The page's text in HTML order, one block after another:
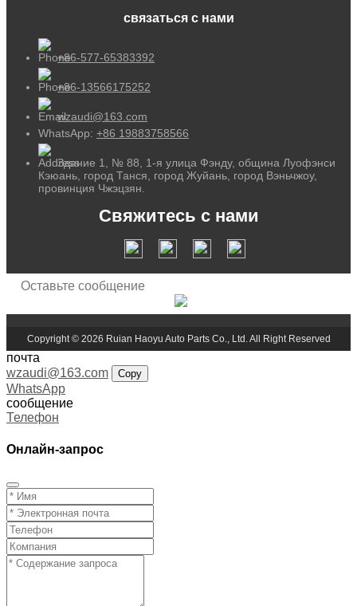
связаться с нами
+86-577-65383392
+86-13566175252
wzaudi@163.com
WhatsApp: +86 19883758566
Здание 1, № 88, 1-я улица Фэнду, община Луофэнси
Кэюань, город Танся, город Жуйань, город Вэньчжоу,
провинция Чжэцзян.
Свяжитесь с нами
Copyright © 2026 Ruian Haoyu Auto Parts Co., Ltd. All Right Reserved
почта
wzaudi@163.com
Copy
WhatsApp
сообщение
Телефон
Онлайн-запрос